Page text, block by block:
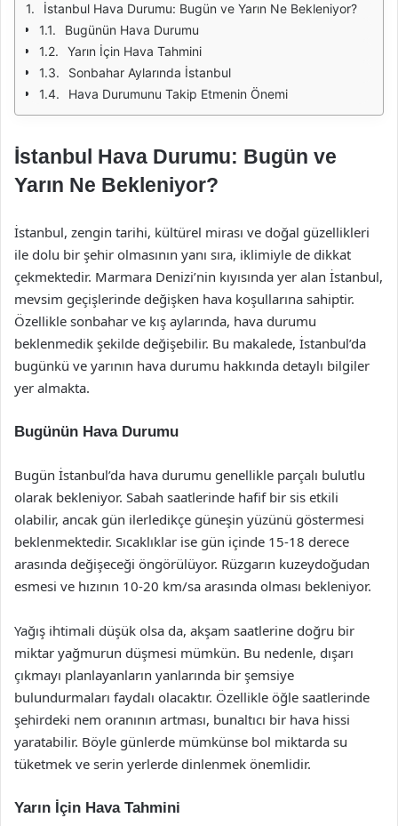
İstanbul Hava Durumu: Bugün ve Yarın Ne Bekleniyor?
Bugünün Hava Durumu
Yarın İçin Hava Tahmini
Sonbahar Aylarında İstanbul
Hava Durumunu Takip Etmenin Önemi
İstanbul Hava Durumu: Bugün ve
Yarın Ne Bekleniyor?
İstanbul, zengin tarihi, kültürel mirası ve doğal güzellikleri
ile dolu bir şehir olmasının yanı sıra, iklimiyle de dikkat
çekmektedir. Marmara Denizi’nin kıyısında yer alan İstanbul,
mevsim geçişlerinde değişken hava koşullarına sahiptir.
Özellikle sonbahar ve kış aylarında, hava durumu
beklenmedik şekilde değişebilir. Bu makalede, İstanbul’da
bugünkü ve yarının hava durumu hakkında detaylı bilgiler
yer almakta.
Bugünün Hava Durumu
Bugün İstanbul’da hava durumu genellikle parçalı bulutlu
olarak bekleniyor. Sabah saatlerinde hafif bir sis etkili
olabilir, ancak gün ilerledikçe güneşin yüzünü göstermesi
beklenmektedir. Sıcaklıklar ise gün içinde 15-18 derece
arasında değişeceği öngörülüyor. Rüzgarın kuzeydoğudan
esmesi ve hızının 10-20 km/sa arasında olması bekleniyor.
Yağış ihtimali düşük olsa da, akşam saatlerine doğru bir
miktar yağmurun düşmesi mümkün. Bu nedenle, dışarı
çıkmayı planlayanların yanlarında bir şemsiye
bulundurmaları faydalı olacaktır. Özellikle öğle saatlerinde
şehirdeki nem oranının artması, bunaltıcı bir hava hissi
yaratabilir. Böyle günlerde mümkünse bol miktarda su
tüketmek ve serin yerlerde dinlenmek önemlidir.
Yarın İçin Hava Tahmini